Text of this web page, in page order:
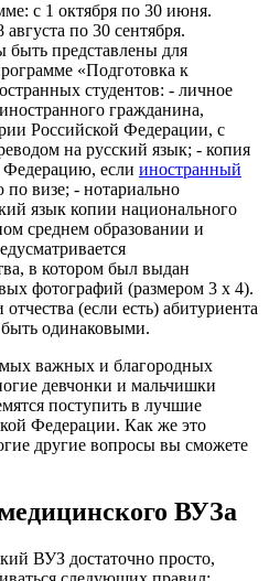
с 1 октября по 30 июня.
по 30 сентября.
представлены для
«Подготовка к
студентов: - личное
гражданина,
Российской Федерации, с
на русский язык; - копия
Федерацию, если иностранный
визе; - нотариально
язык копии национального
среднем образовании и
в котором был выдан
фотографий (размером 3 х 4).
(если есть) абитуриента
одинаковыми.
важных и благородных
девчонки и мальчишки
поступить в лучшие
Федерации. Как же это
другие вопросы вы сможете
ВУЗа
ВУЗ достаточно просто,